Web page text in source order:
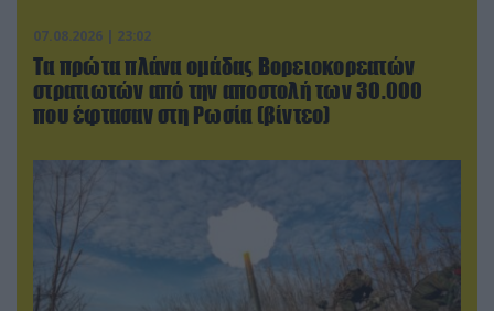
07.08.2026 | 23:02
Τα πρώτα πλάνα ομάδας Βορειοκορεατών
στρατιωτών από την αποστολή των 30.000
που έφτασαν στη Ρωσία (βίντεο)